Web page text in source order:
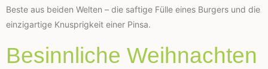
Beste aus beiden Welten – die saftige Fülle eines Burgers und die
einzigartige Knusprigkeit einer Pinsa.
Besinnliche Weihnachten